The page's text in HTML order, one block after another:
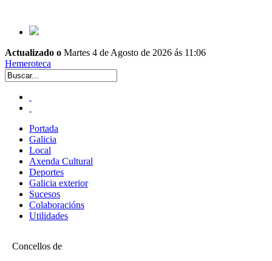
Actualizado o Martes 4 de Agosto de 2026 ás 11:06
Hemeroteca
Portada
Galicia
Local
Axenda Cultural
Deportes
Galicia exterior
Sucesos
Colaboracións
Utilidades
Concellos de